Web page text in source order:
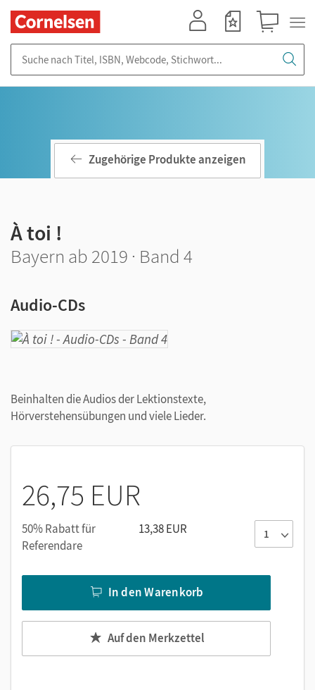
Zugehörige Produkte anzeigen
À toi !
Bayern ab 2019 · Band 4
Audio-CDs
Beinhalten die Audios der Lektionstexte,
Hörverstehensübungen und viele Lieder.
26,75 EUR
50% Rabatt für
Referendare
13,38 EUR
In den Warenkorb
Auf den Merkzettel